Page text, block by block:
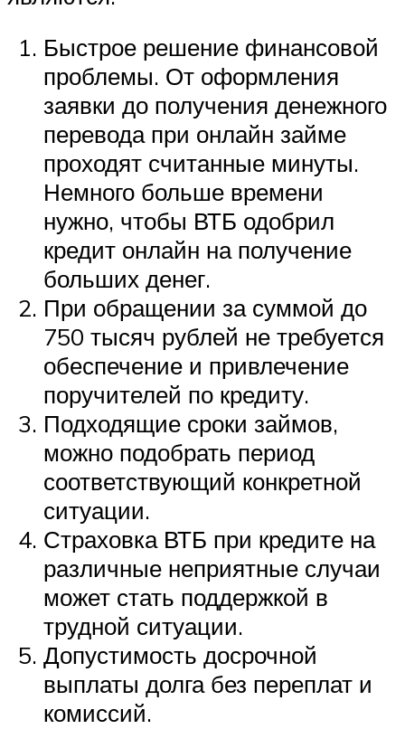
Быстрое решение финансовой
проблемы. От оформления
заявки до получения денежного
перевода при онлайн займе
проходят считанные минуты.
Немного больше времени
нужно, чтобы ВТБ одобрил
кредит онлайн на получение
больших денег.
При обращении за суммой до
750 тысяч рублей не требуется
обеспечение и привлечение
поручителей по кредиту.
Подходящие сроки займов,
можно подобрать период
соответствующий конкретной
ситуации.
Страховка ВТБ при кредите на
различные неприятные случаи
может стать поддержкой в
трудной ситуации.
Допустимость досрочной
выплаты долга без переплат и
комиссий.